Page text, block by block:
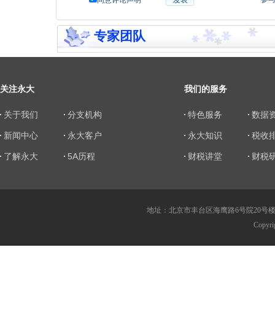
专家团队
关注永大
关于我们 分支机构
新闻中心 永大客户
了解永大 5A历程
我们的服务
特色服务 数据
永大知识 税收
财税讲堂 财税
地址：北京市丰台区海鹰路6号院20